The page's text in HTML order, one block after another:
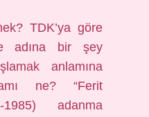
TDK’ya göre
adına bir şey
anlamına
ne? “Ferit
1985) adanma